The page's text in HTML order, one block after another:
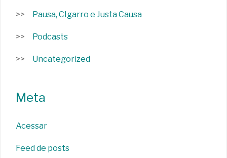
Pausa, CIgarro e Justa Causa
Podcasts
Uncategorized
Meta
Acessar
Feed de posts